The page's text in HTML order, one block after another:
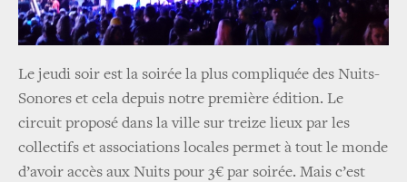
Le jeudi soir est la soirée la plus compliquée des Nuits-
Sonores et cela depuis notre première édition. Le
circuit proposé dans la ville sur treize lieux par les
collectifs et associations locales permet à tout le monde
d’avoir accès aux Nuits pour 3€ par soirée. Mais c’est